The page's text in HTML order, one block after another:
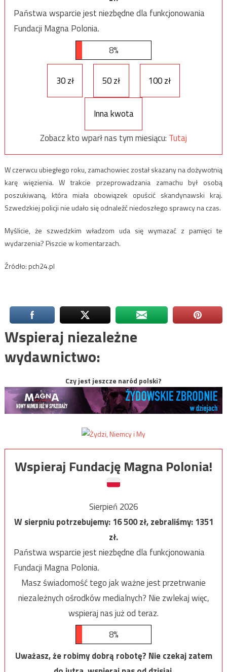
Państwa wsparcie jest niezbędne dla funkcjonowania
Fundacji Magna Polonia.
8%
30 zł 50 zł 100 zł
Inna kwota
Zobacz kto wparł nas tym miesiącu: Tutaj
W czerwcu ubiegłego roku, zamachowiec został skazany na dożywotnią
karę więzienia. W trakcie przeprowadzania zamachu był osobą
poszukiwaną, która miała obowiązek opuścić skandynawski kraj.
Szwedzkiej policji nie udało się odnaleźć niedoszłego sprawcy na czas.
Myślicie, że szwedzkim władzom uda się wymazać z pamięci te
wydarzenia? Piszcie w komentarzach.
Źródło: pch24.pl
Wspieraj niezależne
wydawnictwo:
Czy jest jeszcze naród polski?
Wspieraj Fundację Magna Polonia!
Sierpień 2026
W sierpniu potrzebujemy:16 500zł, zebraliśmy:1351
zł.
Państwa wsparcie jest niezbędne dla funkcjonowania
Fundacji Magna Polonia.
Masz świadomość tego jak ważne jest przetrwanie
niezależnych ośrodków medialnych? Nie zwlekaj więc,
wspieraj nas już od teraz.
8%
Uważasz, że robimy dobrą robotę? Nie czekaj zatem